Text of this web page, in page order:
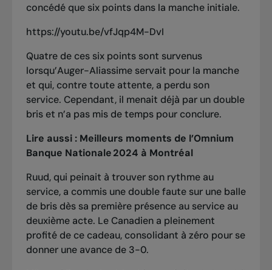
concédé que six points dans la manche initiale.
https://youtu.be/vfJqp4M-DvI
Quatre de ces six points sont survenus
lorsqu’Auger-Aliassime servait pour la manche
et qui, contre toute attente, a perdu son
service. Cependant, il menait déjà par un double
bris et n’a pas mis de temps pour conclure.
Lire aussi : Meilleurs moments de l’Omnium
Banque Nationale 2024 à Montréal
Ruud, qui peinait à trouver son rythme au
service, a commis une double faute sur une balle
de bris dès sa première présence au service au
deuxième acte. Le Canadien a pleinement
profité de ce cadeau, consolidant à zéro pour se
donner une avance de 3-0.